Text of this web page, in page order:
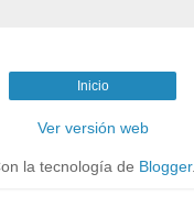
Inicio
Ver versión web
la tecnología de Blogger.